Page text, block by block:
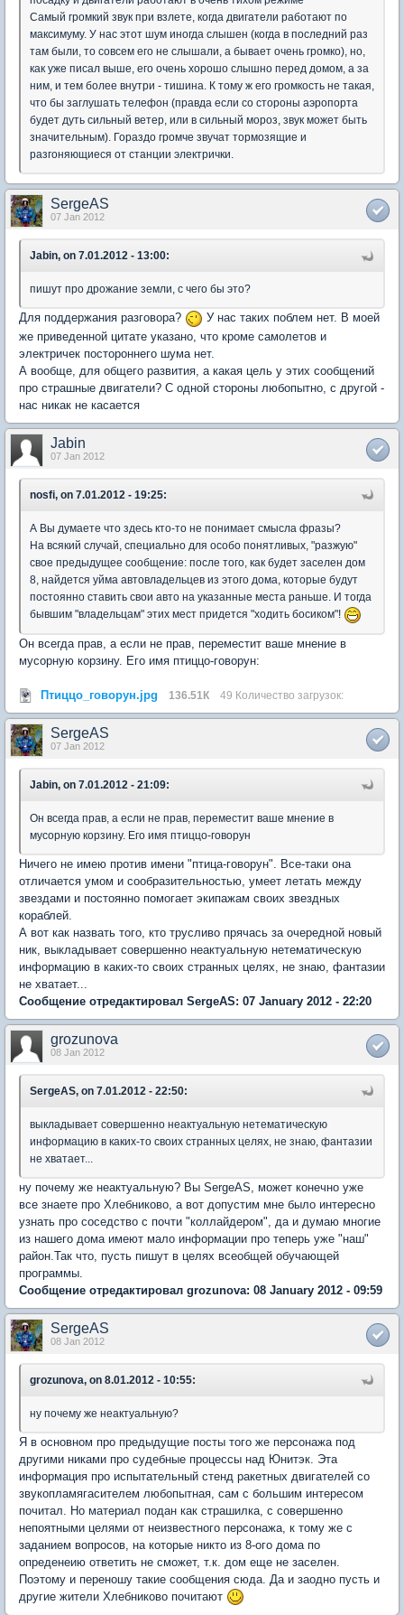
Самый громкий звук при взлете, когда двигатели работают по
максимуму. У нас этот шум иногда слышен (когда в последний раз
там были, то совсем его не слышали, а бывает очень громко), но,
как уже писал выше, его очень хорошо слышно перед домом, а за
ним, и тем более внутри - тишина. К тому ж его громкость не такая,
что бы заглушать телефон (правда если со стороны аэропорта
будет дуть сильный ветер, или в сильный мороз, звук может быть
значительным). Гораздо громче звучат тормозящие и
разгоняющиеся от станции электрички.
SergeAS
07 Jan 2012
Jabin, on 7.01.2012 - 13:00:
пишут про дрожание земли, с чего бы это?
Для поддержания разговора?
У нас таких поблем нет. В моей
же приведенной цитате указано, что кроме самолетов и
электричек постороннего шума нет.
А вообще, для общего развития, а какая цель у этих сообщений
про страшные двигатели? С одной стороны любопытно, с другой -
нас никак не касается
Jabin
07 Jan 2012
nosfi, on 7.01.2012 - 19:25:
А Вы думаете что здесь кто-то не понимает смысла фразы?
На всякий случай, специально для особо понятливых, "разжую"
свое предыдущее сообщение: после того, как будет заселен дом
8, найдется уйма автовладельцев из этого дома, которые будут
постоянно ставить свои авто на указанные места раньше. И тогда
бывшим "владельцам" этих мест придется "ходить босиком"!
Он всегда прав, а если не прав, переместит ваше мнение в
мусорную корзину. Его имя птиццо-говорун:
Птиццо_говорун.jpg 136.51К 49 Количество загрузок:
SergeAS
07 Jan 2012
Jabin, on 7.01.2012 - 21:09:
Он всегда прав, а если не прав, переместит ваше мнение в
мусорную корзину. Его имя птиццо-говорун
Ничего не имею против имени "птица-говорун". Все-таки она
отличается умом и сообразительностью, умеет летать между
звездами и постоянно помогает экипажам своих звездных
кораблей.
А вот как назвать того, кто трусливо прячась за очередной новый
ник, выкладывает совершенно неактуальную нетематическую
информацию в каких-то своих странных целях, не знаю, фантазии
не хватает...
Сообщение отредактировал SergeAS: 07 January 2012 - 22:20
grozunova
08 Jan 2012
SergeAS, on 7.01.2012 - 22:50:
выкладывает совершенно неактуальную нетематическую
информацию в каких-то своих странных целях, не знаю, фантазии
не хватает...
ну почему же неактуальную? Вы SergeAS, может конечно уже
все знаете про Хлебниково, а вот допустим мне было интересно
узнать про соседство с почти "коллайдером", да и думаю многие
из нашего дома имеют мало информации про теперь уже "наш"
район.Так что, пусть пишут в целях всеобщей обучающей
программы.
Сообщение отредактировал grozunova: 08 January 2012 - 09:59
SergeAS
08 Jan 2012
grozunova, on 8.01.2012 - 10:55:
ну почему же неактуальную?
Я в основном про предыдущие посты того же персонажа под
другими никами про судебные процессы над Юнитэк. Эта
информация про испытательный стенд ракетных двигателей со
звукопламягасителем любопытная, сам с большим интересом
почитал. Но материал подан как страшилка, с совершенно
непоятными целями от неизвестного персонажа, к тому же с
заданием вопросов, на которые никто из 8-ого дома по
опреденеию ответить не сможет, т.к. дом еще не заселен.
Поэтому и переношу такие сообщения сюда. Да и заодно пусть и
другие жители Хлебниково почитают